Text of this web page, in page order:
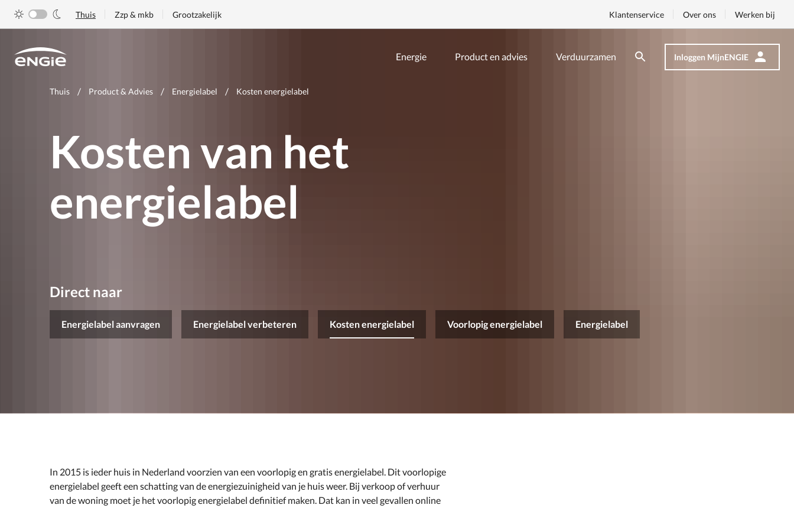
website
Zoeken
Energie Product en advies Verduurzamen
Thuis Zzp & mkb Grootzakelijk Klantenservice Over ons Werken bij
Zoeken Inloggen MijnENGIE
Je
Thuis Product & Advies Energielabel Kosten energielabel
Kosten van het
energielabel
Direct naar
Energielabel aanvragen Energielabel verbeteren Kosten energielabel Voorlopig energielabel Energielabel
In 2015 is ieder huis in Nederland voorzien van een voorlopig en gratis energielabel. Dit voorlopige
energielabel geeft een schatting van de energiezuinigheid van je huis weer. Bij verkoop of verhuur
van de woning moet je het voorlopig energielabel definitief maken. Dat kan in veel gevallen online